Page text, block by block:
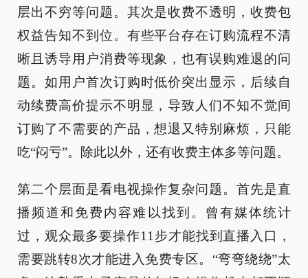
层出不穷等问题。其次是收费不透明，收费包
权益告知不到位。有些平台存在订购流程不清
晰且诱导用户消费等现象，也有误购难退的问
题。如用户首次订购时低价突出显示，后续自
动续费高价提示不明显，导致人们不知不觉间
订购了不需要的产品，想退又特别麻烦，只能
吃“闷亏”。除此以外，还有收费主体多等问题。
第二个层面是看电视操作复杂问题。首先是直
播频道和免费内容难以找到。曾有媒体统计
过，观众最多要操作11步才能找到直播入口，
需要跳转8次才能进入免费专区。“弯弯绕绕”太